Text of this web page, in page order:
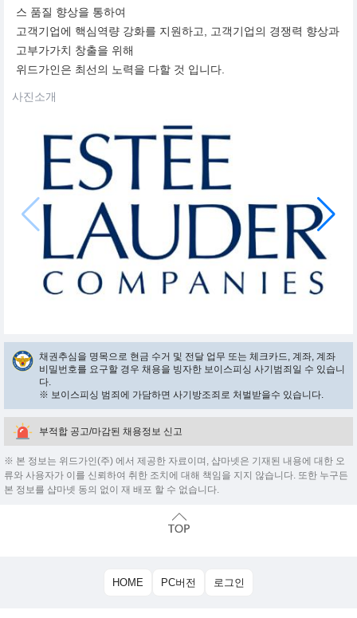
스 품질 향상을 통하여
고객기업에 핵심역량 강화를 지원하고, 고객기업의 경쟁력 향상과
고부가가치 창출을 위해
위드가인은 최선의 노력을 다할 것 입니다.
사진소개
채권추심을 명목으로 현금 수거 및 전달 업무 또는 체크카드, 계좌, 계좌
비밀번호를 요구할 경우 채용을 빙자한 보이스피싱 사기범죄일 수 있습니
다.
※ 보이스피싱 범죄에 가담하면 사기방조죄로 처벌받을수 있습니다.
부적합 공고/마감된 채용정보 신고
※ 본 정보는 위드가인(주) 에서 제공한 자료이며, 샵마넷은 기재된 내용에 대한 오
류와 사용자가 이를 신뢰하여 취한 조치에 대해 책임을 지지 않습니다. 또한 누구든
본 정보를 샵마넷 동의 없이 재 배포 할 수 없습니다.
HOME PC버전 로그인